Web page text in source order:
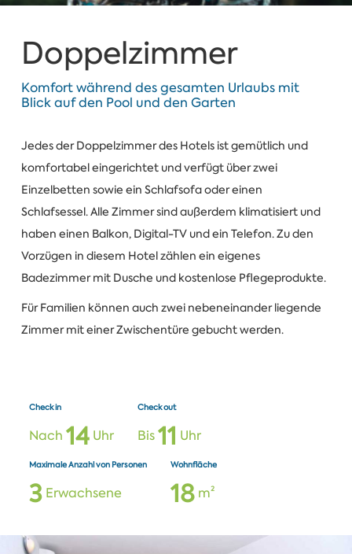
Doppelzimmer
Komfort während des gesamten Urlaubs mit
Blick auf den Pool und den Garten
Jedes der Doppelzimmer des Hotels ist gemütlich und
komfortabel eingerichtet und verfügt über zwei
Einzelbetten sowie ein Schlafsofa oder einen
Schlafsessel. Alle Zimmer sind außerdem klimatisiert und
haben einen Balkon, Digital-TV und ein Telefon. Zu den
Vorzügen in diesem Hotel zählen ein eigenes
Badezimmer mit Dusche und kostenlose Pflegeprodukte.
Für Familien können auch zwei nebeneinander liegende
Zimmer mit einer Zwischentüre gebucht werden.
Check in
Nach 14Uhr
Check out
Bis11 Uhr
Maximale Anzahl von Personen
3Erwachsene
Wohnfläche
18m²